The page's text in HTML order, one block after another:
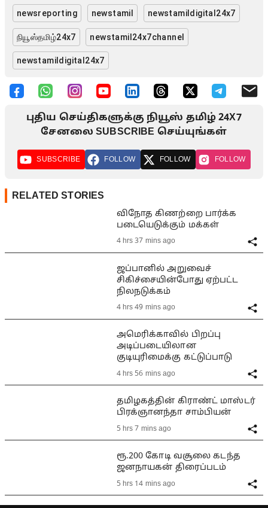
newsreporting newstamil newstamildigital24x7
நியூஸ்தமிழ்24x7 newstamil24x7channel
newstamildigital24x7
புதிய செய்திகளுக்கு நியூஸ் தமிழ் 24X7
சேனலை SUBSCRIBE செய்யுங்கள்
SUBSCRIBE FOLLOW FOLLOW FOLLOW
RELATED STORIES
விநோத கிணற்றை பார்க்க
படையெடுக்கும் மக்கள்
4 hrs 37 mins ago
ஜப்பானில் அறுவைச்
சிகிச்சையின்போது ஏற்பட்ட
நிலநடுக்கம்
4 hrs 49 mins ago
அமெரிக்காவில் பிறப்பு
அடிப்படையிலான
குடியுரிமைக்கு கட்டுப்பாடு
4 hrs 56 mins ago
தமிழகத்தின் கிராண்ட் மாஸ்டர்
பிரக்ஞானந்தா சாம்பியன்
5 hrs 7 mins ago
ரூ.200 கோடி வசூலை கடந்த
ஜனநாயகன் திரைப்படம்
5 hrs 14 mins ago